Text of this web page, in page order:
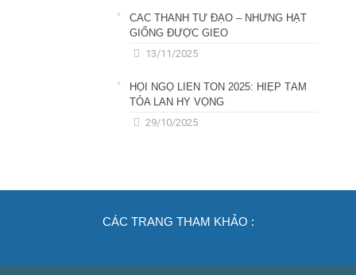
CÁC THÁNH TỬ ĐẠO – NHỮNG HẠT
GIỐNG ĐƯỢC GIEO
13/11/2025
HỘI NGỘ LIÊN TÔN 2025: HIỆP TÂM
TỎA LAN HY VỌNG
29/10/2025
CÁC TRANG THAM KHẢO :